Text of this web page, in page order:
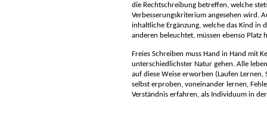
die Rechtschreibung betreffen, welche
Verbesserungskriterium angesehen wird.
inhaltliche Ergänzung, welche das Kind in
anderen beleuchtet, müssen ebenso Platz
Freies Schreiben muss Hand in Hand mit
unterschiedlichster Natur gehen. Alle
auf diese Weise erworben (Laufen
selbst erproben, voneinander lernen,
Verständnis erfahren, als Individuum in